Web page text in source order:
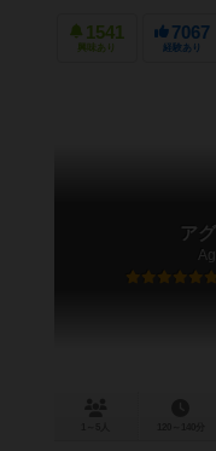
1541
興味あり
7067
経験あり
ア